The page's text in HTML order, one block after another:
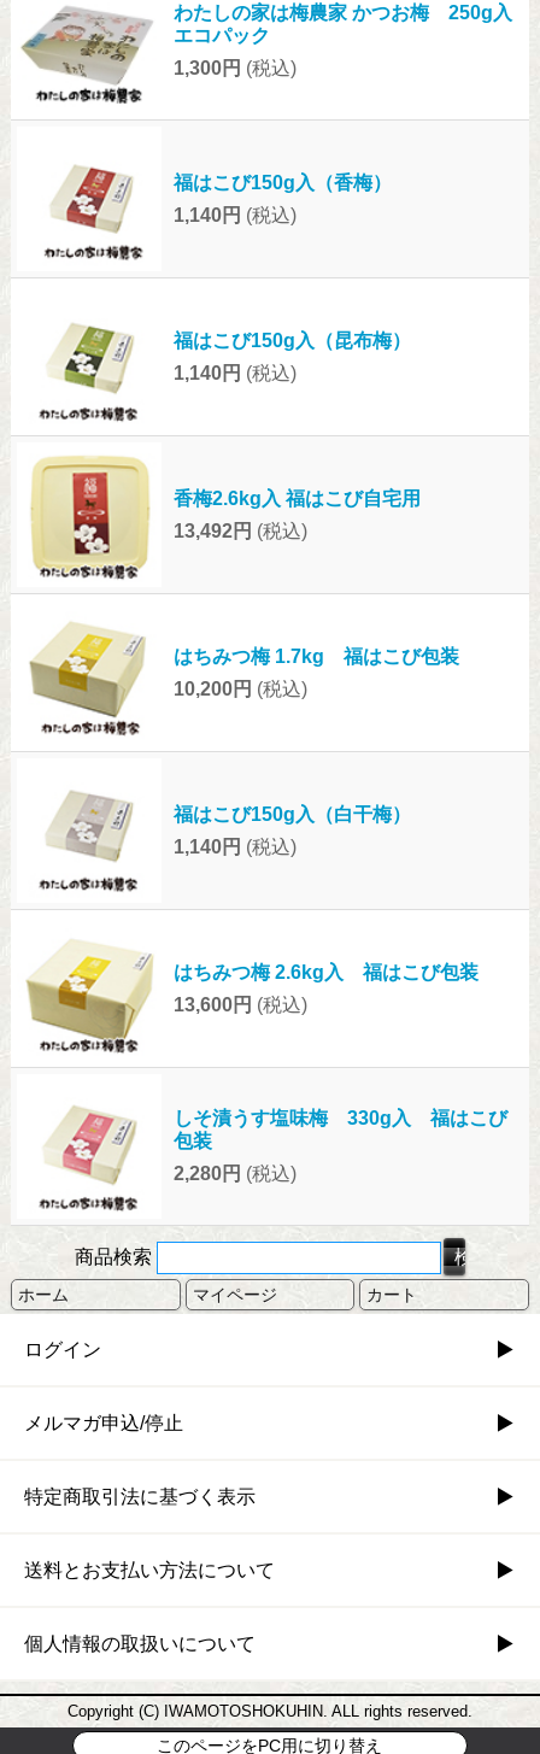
わたしの家は梅農家 かつお梅 250g入
エコパック
1,300円 (税込)
福はこび150g入（香梅）
1,140円 (税込)
福はこび150g入（昆布梅）
1,140円 (税込)
香梅2.6kg入 福はこび自宅用
13,492円 (税込)
はちみつ梅 1.7kg 福はこび包装
10,200円 (税込)
福はこび150g入（白干梅）
1,140円 (税込)
はちみつ梅 2.6kg入 福はこび包装
13,600円 (税込)
しそ漬うす塩味梅 330g入 福はこび
包装
2,280円 (税込)
商品検索
ホーム マイページ カート
ログイン
メルマガ申込/停止
特定商取引法に基づく表示
送料とお支払い方法について
個人情報の取扱いについて
Copyright (C) IWAMOTOSHOKUHIN. ALL rights reserved.
このページをPC用に切り替え